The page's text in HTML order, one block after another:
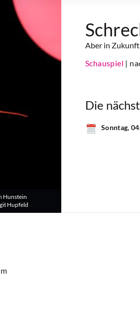
Hunstein
Hupfeld
Aber in
Schauspiel |
Die
Sonntag,